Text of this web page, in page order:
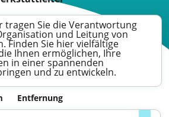
tragen Sie die Verantwortung
und Leitung von
Finden Sie hier vielfältige
Ihnen ermöglichen, Ihre
in einer spannenden
und zu entwickeln.
Entfernung